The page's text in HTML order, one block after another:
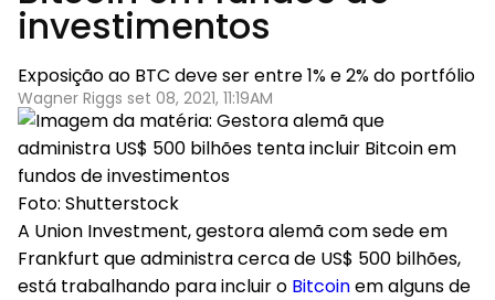
investimentos
Exposição ao BTC deve ser entre 1% e 2% do portfólio
Wagner Riggs set 08, 2021, 11:19AM
Foto: Shutterstock
A Union Investment, gestora alemã com sede em
Frankfurt que administra cerca de US$ 500 bilhões,
está trabalhando para incluir o Bitcoinem alguns de